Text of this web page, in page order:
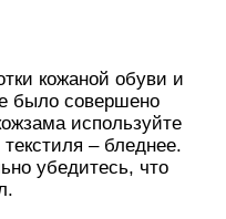
кожаной обуви и
было совершено
используйте
– бледнее.
убедитесь, что